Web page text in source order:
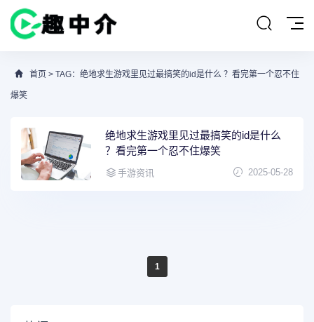
首页 > TAG：绝地求生游戏里见过最搞笑的id是什么 ？看完第一个忍不住
爆笑
绝地求生游戏里见过最搞笑的id是什么
？看完第一个忍不住爆笑
手游资讯 2025-05-28
1